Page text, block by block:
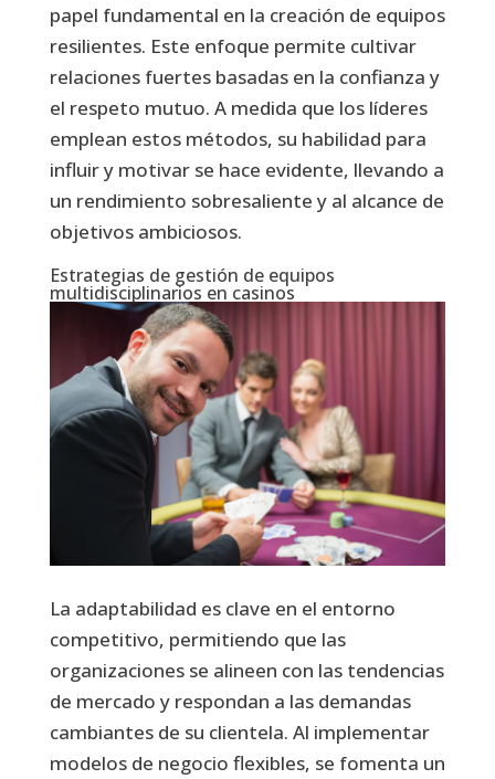
papel fundamental en la creación de equipos
resilientes. Este enfoque permite cultivar
relaciones fuertes basadas en la confianza y
el respeto mutuo. A medida que los líderes
emplean estos métodos, su habilidad para
influir y motivar se hace evidente, llevando a
un rendimiento sobresaliente y al alcance de
objetivos ambiciosos.
Estrategias de gestión de equipos
multidisciplinarios en casinos
La adaptabilidad es clave en el entorno
competitivo, permitiendo que las
organizaciones se alineen con las tendencias
de mercado y respondan a las demandas
cambiantes de su clientela. Al implementar
modelos de negocio flexibles, se fomenta un